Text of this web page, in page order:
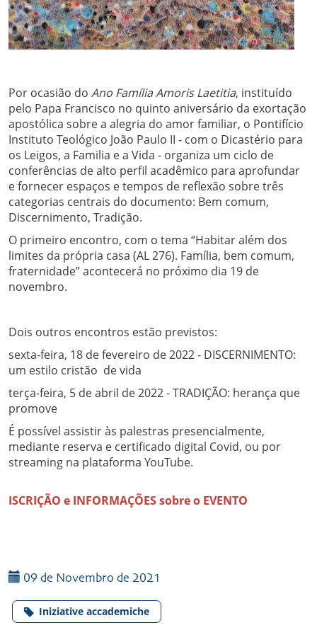
Por ocasião do Ano Família Amoris Laetitia, instituído
pelo Papa Francisco no quinto aniversário da exortação
apostólica sobre a alegria do amor familiar, o Pontifício
Instituto Teológico João Paulo II - com o Dicastério para
os Leigos, a Familia e a Vida - organiza um ciclo de
conferências de alto perfil acadêmico para aprofundar
e fornecer espaços e tempos de reflexão sobre três
categorias centrais do documento: Bem comum,
Discernimento, Tradição.
O primeiro encontro, com o tema “Habitar além dos
limites da própria casa (AL 276). Família, bem comum,
fraternidade” acontecerá no próximo dia 19 de
novembro.
Dois outros encontros estão previstos:
sexta-feira, 18 de fevereiro de 2022 - DISCERNIMENTO:
um estilo cristão de vida
terça-feira, 5 de abril de 2022 - TRADIÇÃO: herança que
promove
É possível assistir às palestras presencialmente,
mediante reserva e certificado digital Covid, ou por
streaming na plataforma YouTube.
ISCRIÇÃO e INFORMAÇÕES sobre o EVENTO
09 de Novembro de 2021
Iniziative accademiche